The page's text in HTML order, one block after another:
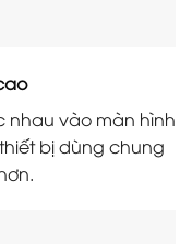
vào màn hình
bị dùng chung